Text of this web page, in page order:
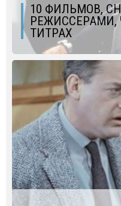
10 ФИЛЬМОВ,
РЕЖИССЕРАМИ,
ТИТРАХ